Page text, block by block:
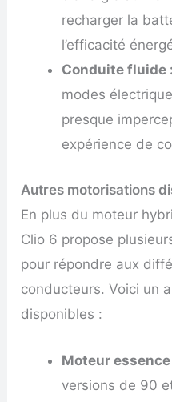
recharger la
l’efficacité
Conduite fluide :
modes
presque
expérience de
Autres motorisations
En plus du moteur
Clio 6 propose
pour répondre aux
conducteurs. Voici un
disponibles :
Moteur essence
versions de 90